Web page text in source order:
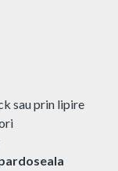
sau prin lipire